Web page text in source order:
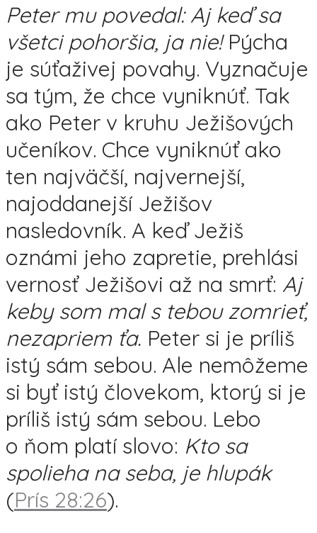
Peter mu povedal: Aj keď sa
všetci pohoršia, ja nie!Pýcha
je súťaživej povahy. Vyznačuje
sa tým, že chce vyniknúť. Tak
ako Peter v kruhu Ježišových
učeníkov. Chce vyniknúť ako
ten najväčší, najvernejší,
najoddanejší Ježišov
nasledovník. A keď Ježiš
oznámi jeho zapretie, prehlási
vernosť Ježišovi až na smrť: Aj
keby som mal s tebou zomrieť,
nezapriem ťa. Peter si je príliš
istý sám sebou. Ale nemôžeme
si byť istý človekom, ktorý si je
príliš istý sám sebou. Lebo
o ňom platí slovo: Kto sa
spolieha na seba, je hlupák
(Prís 28:26).